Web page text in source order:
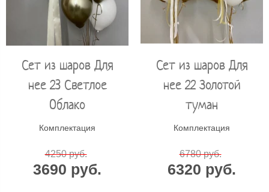
Сет из шаров Для
нее 23 Светлое
Облако
Комплектация
4250 руб.
3690 руб.
Сет из шаров Для
нее 22 Золотой
туман
Комплектация
6780 руб.
6320 руб.